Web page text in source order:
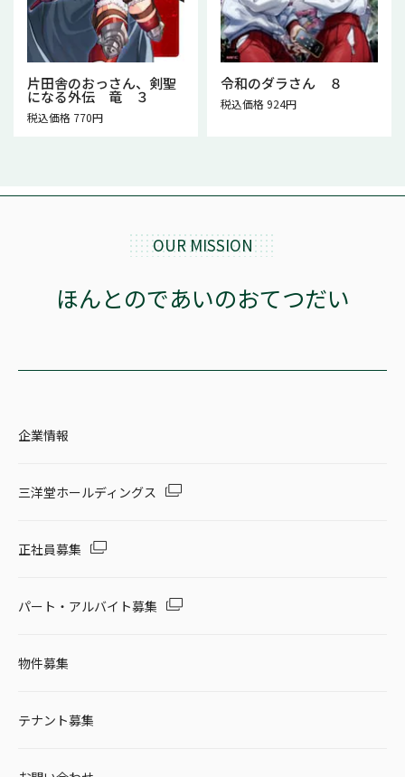
片田舎のおっさん、剣聖
になる外伝 竜 ３
税込価格 770円
令和のダラさん ８
税込価格 924円
OUR MISSION
ほんとのであいのおてつだい
企業情報
三洋堂ホールディングス
正社員募集
パート・アルバイト募集
物件募集
テナント募集